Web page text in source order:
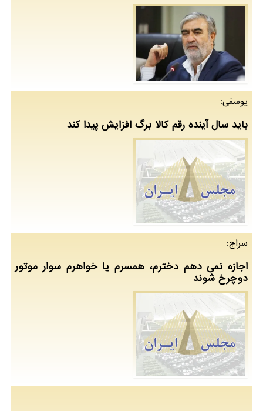
یوسفی:
باید سال آینده رقم کالا برگ افزایش پیدا کند
سراج:
اجازه نمی دهم دخترم، همسرم یا خواهرم سوار موتور
دوچرخ شوند